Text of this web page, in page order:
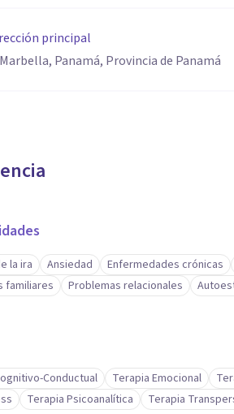
principal
Panamá, Provincia de Panamá
la ira Ansiedad Enfermedades crónicas
familiares
Problemas relacionales
Conductual Terapia Emocional
Terapia Psicoanalítica Terapia